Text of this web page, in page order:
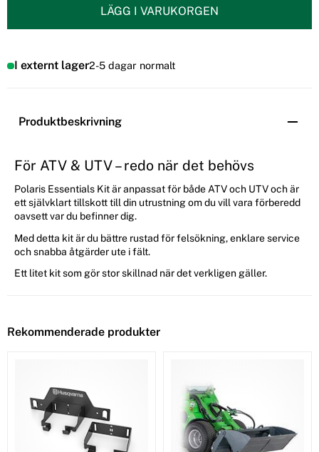
LÄGG I VARUKORGEN
I externt lager2-5 dagar normalt
Produktbeskrivning
För ATV & UTV – redo när det behövs
Polaris Essentials Kit är anpassat för både ATV och UTV och är
ett självklart tillskott till din utrustning om du vill vara förberedd
oavsett var du befinner dig.
Med detta kit är du bättre rustad för felsökning, enklare service
och snabba åtgärder ute i fält.
Ett litet kit som gör stor skillnad när det verkligen gäller.
Rekommenderade produkter